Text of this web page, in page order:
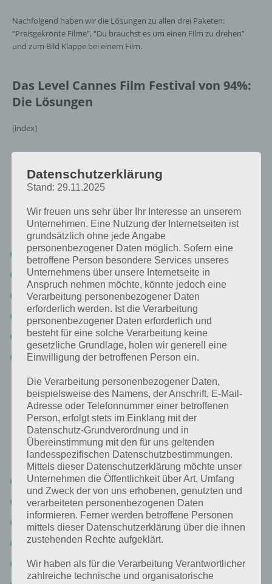
Nachfolgend haben wir die Lösungen zu allen drei Paketen:
“Preisgekrönte Filme”, “Du brauchst es um einen Film zu drehen”
und zum Bild Klappe bei einem Film.
Das Level Cannes Film Festival von 94%:
Die Lösungen
[index]
Preisgekrönte Filme: 94% Lösung
Nachfolgend findest du alle richtigen Antworten zum Sachverhalt
Prozent-Werten sortiert. Hier die Antworten:
56% Titanic
15% Avatar
9% Der Herr der Ringe
5% Star Wars
5% Harry Potter
4% Ben-Hur
Du brauchst es um einen Film zu drehen:
Lösung für 94%
Nun die Antworten zu Du brauchst es um einen Film zu drehen beim
Paket Cannes Film Festival:
36% Kamera
27% Schauspieler
13% Drehbuch
7% Kulisse
7% Regisseur
Datenschutzerklärung
Stand: 29.11.2025
Wir freuen uns sehr über Ihr Interesse an unserem
Unternehmen. Eine Nutzung der Internetseiten ist
grundsätzlich ohne jede Angabe
personenbezogener Daten möglich. Sofern eine
betroffene Person besondere Services unseres
Unternehmens über unsere Internetseite in
Anspruch nehmen möchte, könnte jedoch eine
Verarbeitung personenbezogener Daten
erforderlich werden. Ist die Verarbeitung
personenbezogener Daten erforderlich und
besteht für eine solche Verarbeitung keine
gesetzliche Grundlage, holen wir generell eine
Einwilligung der betroffenen Person ein.
Die Verarbeitung personenbezogener Daten,
beispielsweise des Namens, der Anschrift, E-Mail-
Adresse oder Telefonnummer einer betroffenen
Person, erfolgt stets im Einklang mit der
Datenschutz-Grundverordnung und in
Übereinstimmung mit den für uns geltenden
landesspezifischen Datenschutzbestimmungen.
Mittels dieser Datenschutzerklärung möchte unser
Unternehmen die Öffentlichkeit über Art, Umfang
und Zweck der von uns erhobenen, genutzten und
verarbeiteten personenbezogenen Daten
informieren. Ferner werden betroffene Personen
mittels dieser Datenschutzerklärung über die ihnen
zustehenden Rechte aufgeklärt.
Wir haben als für die Verarbeitung Verantwortlicher
zahlreiche technische und organisatorische